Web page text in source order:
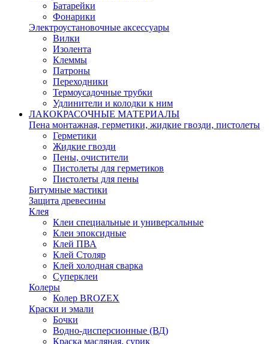
Батарейки
Фонарики
Электроустановочные аксессуары
Вилки
Изолента
Клеммы
Патроны
Переходники
Термоусадочные трубки
Удлинители и колодки к ним
ЛАКОКРАСОЧНЫЕ МАТЕРИАЛЫ
Пена монтажная, герметики, жидкие гвозди, пистолеты
Герметики
Жидкие гвозди
Пены, очистители
Пистолеты для герметиков
Пистолеты для пены
Битумные мастики
Защита древесины
Клея
Клеи специальные и универсальные
Клеи эпоксидные
Клей ПВА
Клей Столяр
Клей холодная сварка
Суперклеи
Колеры
Колер BROZEX
Краски и эмали
Бочки
Водно-дисперсионные (ВД)
Краска масляная, сурик